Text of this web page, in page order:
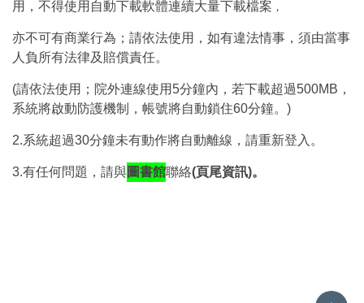
用，不得使用自動下載軟體連續大量下載檔案 ，
亦不可有商業行為；請依法使用，如有違法情事，須由當事
人負所有法律及賠償責任。
(請依法使用；院外連線使用5分鐘內，若下載超過500MB，
系統將啟動防護機制，帳號將自動鎖住60分鐘。)
2.系統超過30分鐘未有動作將自動離線，請重新登入。
3.有任何問題，請與圖書館聯絡(頁尾資訊)。